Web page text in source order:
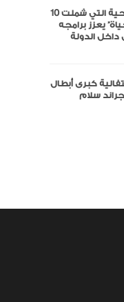
مواصلة لمبادراته الصحية التي شملت 10
يعزز برامجه
كبرى أبطال
سلام